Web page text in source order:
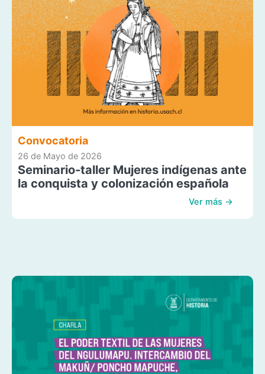
Convocatoria
26 de Mayo de 2026
Seminario-taller Mujeres indígenas ante
la conquista y colonización española
Ver más →